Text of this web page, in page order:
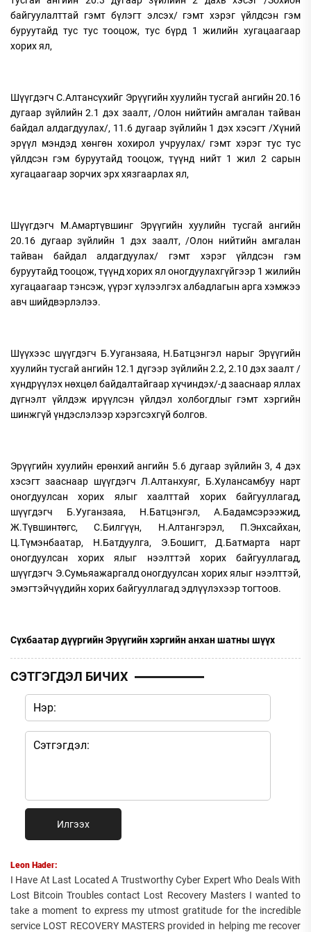
байгуулалттай гэмт бүлэгт элсэх/ гэмт хэрэг үйлдсэн гэм
буруутайд тус тус тооцож, тус бүрд 1 жилийн хугацаагаар
хорих ял,
Шүүгдэгч С.Алтансүхийг Эрүүгийн хуулийн тусгай ангийн 20.16
дугаар зүйлийн 2.1 дэх заалт, /Олон нийтийн амгалан тайван
байдал алдагдуулах/, 11.6 дугаар зүйлийн 1 дэх хэсэгт /Хүний
эрүүл мэндэд хөнгөн хохирол учруулах/ гэмт хэрэг тус тус
үйлдсэн гэм буруутайд тооцож, түүнд нийт 1 жил 2 сарын
хугацаагаар зорчих эрх хязгаарлах ял,
Шүүгдэгч М.Амартүвшинг Эрүүгийн хуулийн тусгай ангийн
20.16 дугаар зүйлийн 1 дэх заалт, /Олон нийтийн амгалан
тайван байдал алдагдуулах/ гэмт хэрэг үйлдсэн гэм
буруутайд тооцож, түүнд хорих ял оногдуулахгүйгээр 1 жилийн
хугацаагаар тэнсэж, үүрэг хүлээлгэх албадлагын арга хэмжээ
авч шийдвэрлэлээ.
Шүүхээс шүүгдэгч Б.Ууганзаяа, Н.Батцэнгэл нарыг Эрүүгийн
хуулийн тусгай ангийн 12.1 дүгээр зүйлийн 2.2, 2.10 дэх заалт /
хүндрүүлэх нөхцөл байдалтайгаар хүчиндэх/-д зааснаар яллах
дүгнэлт үйлдэж ирүүлсэн үйлдэл холбогдлыг гэмт хэргийн
шинжгүй үндэслэлээр хэрэгсэхгүй болгов.
Эрүүгийн хуулийн ерөнхий ангийн 5.6 дугаар зүйлийн 3, 4 дэх
хэсэгт зааснаар шүүгдэгч Л.Алтанхуяг, Б.Хулансамбуу нарт
оногдуулсан хорих ялыг хаалттай хорих байгууллагад,
шүүгдэгч Б.Ууганзаяа, Н.Батцэнгэл, А.Бадамсэрээжид,
Ж.Түвшинтөгс, С.Билгүүн, Н.Алтангэрэл, П.Энхсайхан,
Ц.Түмэнбаатар, Н.Батдуулга, Э.Бошигт, Д.Батмарта нарт
оногдуулсан хорих ялыг нээлттэй хорих байгууллагад,
шүүгдэгч Э.Сумьяажаргалд оногдуулсан хорих ялыг нээлттэй,
эмэгтэйчүүдийн хорих байгууллагад эдлүүлэхээр тогтоов.
Сүхбаатар дүүргийн Эрүүгийн хэргийн анхан шатны шүүх
СЭТГЭГДЭЛ БИЧИХ
Илгээх
Leon Hader:
I Have At Last Located A Trustworthy Cyber Expert Who Deals With
Lost Bitcoin Troubles contact Lost Recovery Masters I wanted to
take a moment to express my utmost gratitude for the incredible
service LOST RECOVERY MASTERS provided in helping me recover